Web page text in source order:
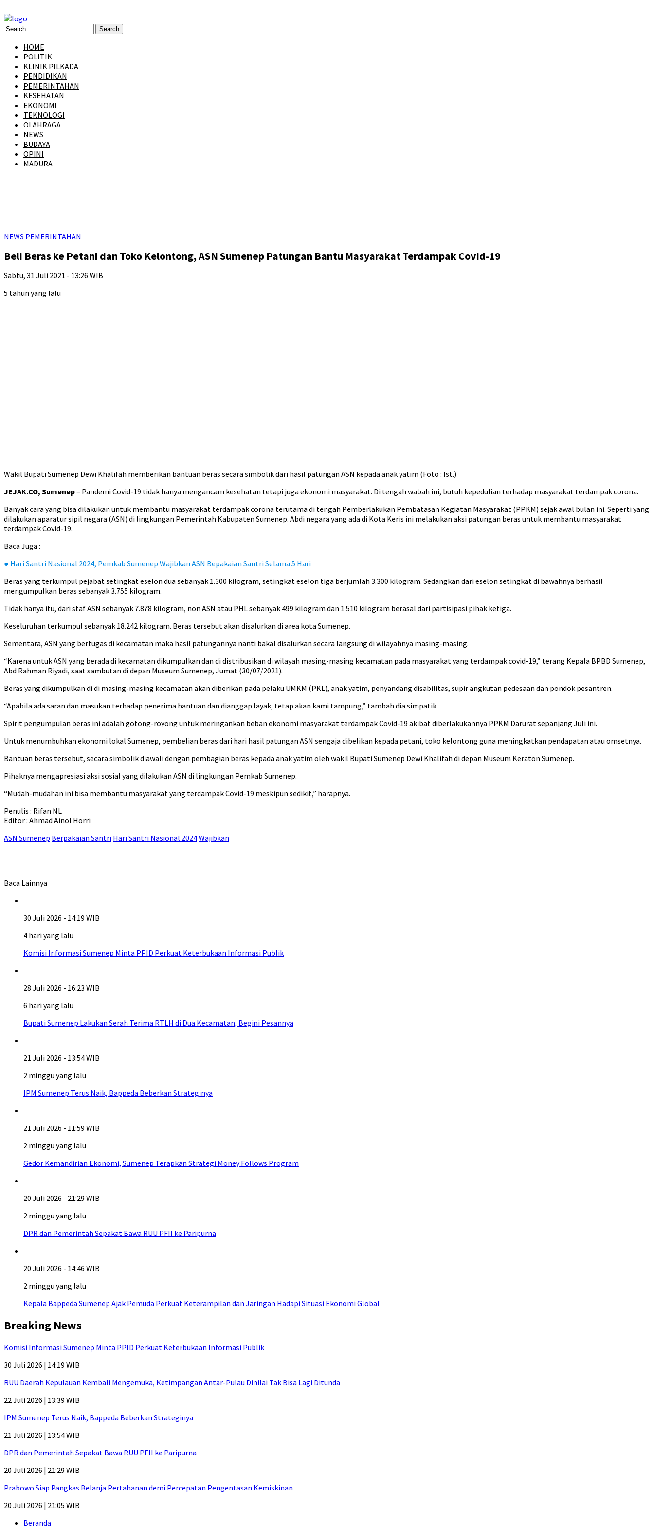
HOME
POLITIK
KLINIK PILKADA
PENDIDIKAN
PEMERINTAHAN
KESEHATAN
EKONOMI
TEKNOLOGI
OLAHRAGA
NEWS
BUDAYA
OPINI
MADURA
NEWS PEMERINTAHAN
Beli Beras ke Petani dan Toko Kelontong, ASN Sumenep Patungan Bantu Masyarakat Terdampak Covid-19
Sabtu, 31 Juli 2021 - 13:26 WIB
5 tahun yang lalu
Wakil Bupati Sumenep Dewi Khalifah memberikan bantuan beras secara simbolik dari hasil patungan ASN kepada anak yatim (Foto : Ist.)
JEJAK.CO, Sumenep– Pandemi Covid-19 tidak hanya mengancam kesehatan tetapi juga ekonomi masyarakat. Di tengah wabah ini, butuh kepedulian terhadap masyarakat terdampak corona.
Banyak cara yang bisa dilakukan untuk membantu masyarakat terdampak corona terutama di tengah Pemberlakukan Pembatasan Kegiatan Masyarakat (PPKM) sejak awal bulan ini. Seperti yang
dilakukan aparatur sipil negara (ASN) di lingkungan Pemerintah Kabupaten Sumenep. Abdi negara yang ada di Kota Keris ini melakukan aksi patungan beras untuk membantu masyarakat
terdampak Covid-19.
Baca Juga :
● Hari Santri Nasional 2024, Pemkab Sumenep Wajibkan ASN Bepakaian Santri Selama 5 Hari
Beras yang terkumpul pejabat setingkat eselon dua sebanyak 1.300 kilogram, setingkat eselon tiga berjumlah 3.300 kilogram. Sedangkan dari eselon setingkat di bawahnya berhasil
mengumpulkan beras sebanyak 3.755 kilogram.
Tidak hanya itu, dari staf ASN sebanyak 7.878 kilogram, non ASN atau PHL sebanyak 499 kilogram dan 1.510 kilogram berasal dari partisipasi pihak ketiga.
Keseluruhan terkumpul sebanyak 18.242 kilogram. Beras tersebut akan disalurkan di area kota Sumenep.
Sementara, ASN yang bertugas di kecamatan maka hasil patungannya nanti bakal disalurkan secara langsung di wilayahnya masing-masing.
“Karena untuk ASN yang berada di kecamatan dikumpulkan dan di distribusikan di wilayah masing-masing kecamatan pada masyarakat yang terdampak covid-19,” terang Kepala BPBD Sumenep,
Abd Rahman Riyadi, saat sambutan di depan Museum Sumenep, Jumat (30/07/2021).
Beras yang dikumpulkan di di masing-masing kecamatan akan diberikan pada pelaku UMKM (PKL), anak yatim, penyandang disabilitas, supir angkutan pedesaan dan pondok pesantren.
“Apabila ada saran dan masukan terhadap penerima bantuan dan dianggap layak, tetap akan kami tampung,” tambah dia simpatik.
Spirit pengumpulan beras ini adalah gotong-royong untuk meringankan beban ekonomi masyarakat terdampak Covid-19 akibat diberlakukannya PPKM Darurat sepanjang Juli ini.
Untuk menumbuhkan ekonomi lokal Sumenep, pembelian beras dari hari hasil patungan ASN sengaja dibelikan kepada petani, toko kelontong guna meningkatkan pendapatan atau omsetnya.
Bantuan beras tersebut, secara simbolik diawali dengan pembagian beras kepada anak yatim oleh wakil Bupati Sumenep Dewi Khalifah di depan Museum Keraton Sumenep.
Pihaknya mengapresiasi aksi sosial yang dilakukan ASN di lingkungan Pemkab Sumenep.
“Mudah-mudahan ini bisa membantu masyarakat yang terdampak Covid-19 meskipun sedikit,” harapnya.
Penulis : Rifan NL
Editor : Ahmad Ainol Horri
ASN Sumenep Berpakaian Santri Hari Santri Nasional 2024Wajibkan
Baca Lainnya
30 Juli 2026 - 14:19 WIB
4 hari yang lalu
Komisi Informasi Sumenep Minta PPID Perkuat Keterbukaan Informasi Publik
28 Juli 2026 - 16:23 WIB
6 hari yang lalu
Bupati Sumenep Lakukan Serah Terima RTLH di Dua Kecamatan, Begini Pesannya
21 Juli 2026 - 13:54 WIB
2 minggu yang lalu
IPM Sumenep Terus Naik, Bappeda Beberkan Strateginya
21 Juli 2026 - 11:59 WIB
2 minggu yang lalu
Gedor Kemandirian Ekonomi, Sumenep Terapkan Strategi Money Follows Program
20 Juli 2026 - 21:29 WIB
2 minggu yang lalu
DPR dan Pemerintah Sepakat Bawa RUU PFII ke Paripurna
20 Juli 2026 - 14:46 WIB
2 minggu yang lalu
Kepala Bappeda Sumenep Ajak Pemuda Perkuat Keterampilan dan Jaringan Hadapi Situasi Ekonomi Global
Breaking News
Komisi Informasi Sumenep Minta PPID Perkuat Keterbukaan Informasi Publik
30 Juli 2026 | 14:19 WIB
RUU Daerah Kepulauan Kembali Mengemuka, Ketimpangan Antar-Pulau Dinilai Tak Bisa Lagi Ditunda
22 Juli 2026 | 13:39 WIB
IPM Sumenep Terus Naik, Bappeda Beberkan Strateginya
21 Juli 2026 | 13:54 WIB
DPR dan Pemerintah Sepakat Bawa RUU PFII ke Paripurna
20 Juli 2026 | 21:29 WIB
Prabowo Siap Pangkas Belanja Pertahanan demi Percepatan Pengentasan Kemiskinan
20 Juli 2026 | 21:05 WIB
Beranda